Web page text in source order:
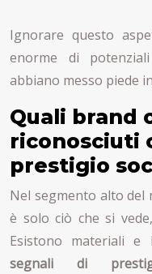
Ignorare questo
enorme di
abbiano messo piede
Quali brand
riconosciuti
prestigio
Nel segmento alto del
è solo ciò che si
Esistono materiali e
segnali di